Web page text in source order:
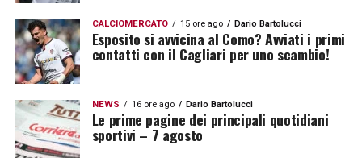
CALCIOMERCATO 15 ore ago Dario Bartolucci
Esposito si avvicina al Como? Avviati i primi
contatti con il Cagliari per uno scambio!
NEWS 16 ore ago Dario Bartolucci
Le prime pagine dei principali quotidiani
sportivi – 7 agosto